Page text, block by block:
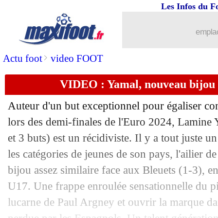
Actu foot> video FOOT
Les Infos du
VIDEO : Yamal, nouveau bijou
Auteur d'un but exceptionnel pour égaliser
lors des demi-finales de l'Euro 2024, Lamine
et 3 buts) est un récidiviste. Il y a tout juste
les catégories de jeunes de son pays, l'ailier
bijou assez similaire face aux Bleuets (1-3),
U17. Une frappe enroulée sensationnelle du
lucarne de Paul Argney et ouvrir la marque
: Mbappé présenté mardi
10/07 EdF: Mbappé, la stat' qui fait mal
10/07 EdF: Diallo répond pour le style de
: Diallo retient Deschamps
10/07 Roma: Spinazzola rebondit à Naples
10/07 EdF: Griezmann a toujours faim
10/07 Audiences TV: un carton pour les
10/07 Allemagne